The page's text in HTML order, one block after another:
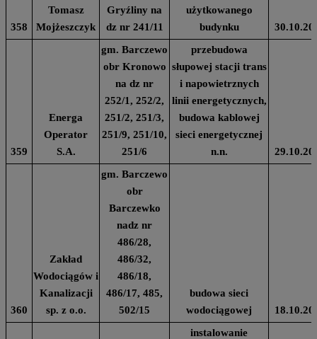
358
Tomasz
Mojżeszczyk
Gryźliny na
dz nr 241/11
użytkowanego
budynku
359
Energa
Operator
S.A.
gm. Barczewo
obr Kronowo
na dz nr
252/1, 252/2,
251/2, 251/3,
251/9, 251/10,
251/6
przebudowa
słupowej stacji trans
i napowietrznych
linii energetycznych,
budowa kablowej
sieci energetycznej
n.n.
360
Zakład
Wodociągów i
Kanalizacji
sp. z o.o.
gm. Barczewo
obr
Barczewko
nadz nr
486/28,
486/32,
486/18,
486/17, 485,
502/15
budowa sieci
wodociągowej
instalowanie